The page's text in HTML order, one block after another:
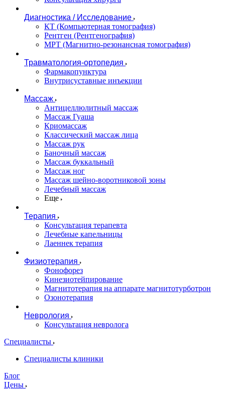
Диагностика / Исследование
КТ (Компьютерная томография)
Рентген (Рентгенография)
МРТ (Магнитно-резонансная томография)
Травматология-ортопедия
Фармакопунктура
Внутрисуставные инъекции
Массаж
Антицеллюлитный массаж
Массаж Гуаша
Криомассаж
Классический массаж лица
Массаж рук
Баночный массаж
Массаж буккальный
Массаж ног
Массаж шейно-воротниковой зоны
Лечебный массаж
Еще
Терапия
Консультация терапевта
Лечебные капельницы
Лаеннек терапия
Физиотерапия
Фонофорез
Кинезиотейпирование
Магнитотерапия на аппарате магнитотурботрон
Озонотерапия
Неврология
Консультация невролога
Специалисты
Специалисты клиники
Блог
Цены